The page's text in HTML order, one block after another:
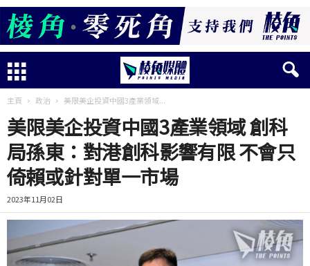
主頁 政治 美限美企投資中國3產業領域...
美限美企投資中國3產業領域 創科
局孫東：對港創科影響有限 不會只
倚賴或針對單一市場
2023年11月02日